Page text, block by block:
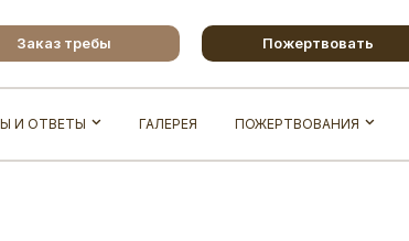
Заказ требы Пожертвовать
И ОТВЕТЫ ГАЛЕРЕЯ ПОЖЕРТВОВАНИЯ